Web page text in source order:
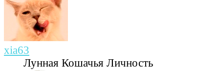
xia63
Лунная Кошачья Личность